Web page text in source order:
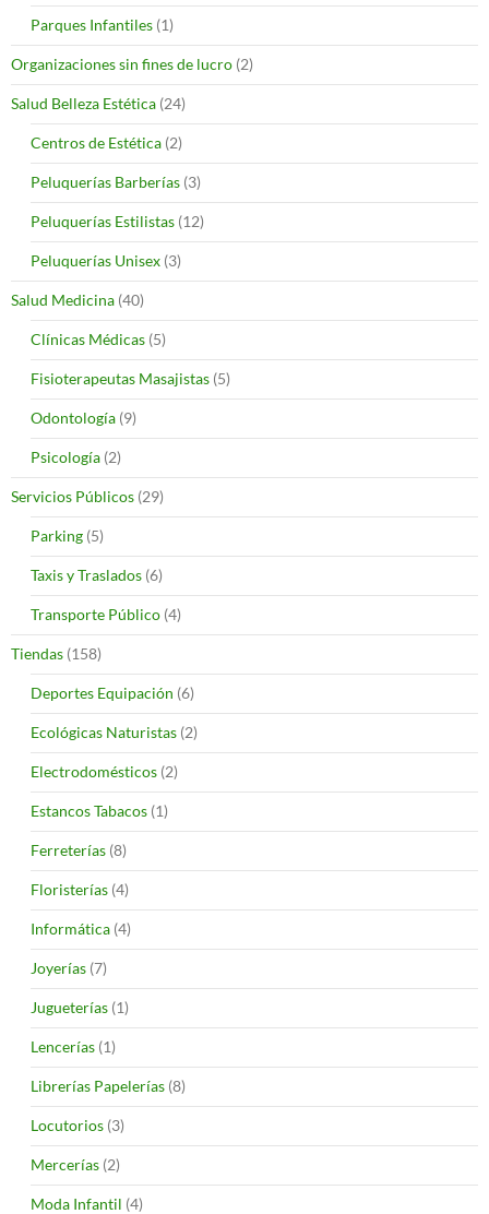
Parques Infantiles (1)
Organizaciones sin fines de lucro (2)
Salud Belleza Estética (24)
Centros de Estética (2)
Peluquerías Barberías (3)
Peluquerías Estilistas (12)
Peluquerías Unisex (3)
Salud Medicina (40)
Clínicas Médicas (5)
Fisioterapeutas Masajistas (5)
Odontología (9)
Psicología (2)
Servicios Públicos (29)
Parking (5)
Taxis y Traslados (6)
Transporte Público (4)
Tiendas (158)
Deportes Equipación (6)
Ecológicas Naturistas (2)
Electrodomésticos (2)
Estancos Tabacos (1)
Ferreterías (8)
Floristerías (4)
Informática (4)
Joyerías (7)
Jugueterías (1)
Lencerías (1)
Librerías Papelerías (8)
Locutorios (3)
Mercerías (2)
Moda Infantil (4)